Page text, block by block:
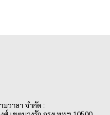
มวาลา จำกัด :